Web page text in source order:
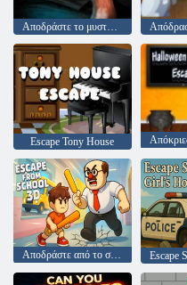
Αποδράστε το μυστήριο δωμάτιο
Escape Tony House
Αποδράστε από το σχολείο 3D